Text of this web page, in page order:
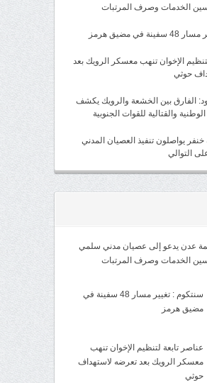
الخدمات وصرف المرتبات
في مضيق هرمز
الإخوان تنهب معسكر الرويك بعد
حوثي
الفارق بين الخشعة والرويك يكشف
والقتالية للقوات الجنوبية
يواصلون تنفيذ العصيان المدني
التوالي
عدن يدعو إلى عصيان مدني سلمي
الخدمات وصرف المرتبات
سنتكوم : تغيير مسار 48 سفينة في
مضيق هرمز
عناصر تابعة لتنظيم الإخوان تنهب
معسكر الرويك بعد تعرضه لاستهداف
حوثي